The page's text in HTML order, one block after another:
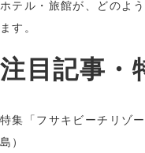
ホテル・旅館が、どのよ
ます。
注目記事・
特集「フサキビーチリゾ
島）